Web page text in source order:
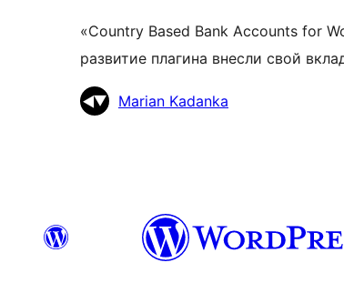
«Country Based Bank Accounts for
развитие плагина внесли свой
УчастникиMarian Kadanka